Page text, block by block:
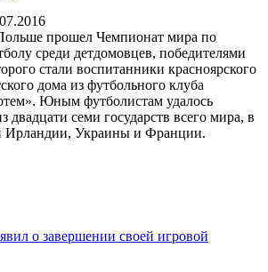
прошел Чемпионат мира по
среди детдомовцев, победителями
стали воспитанники красноярского
дома из футбольного клуба
Юным футболистам удалось
двадцати семи государств всего мира, в
Ирландии, Украины и Франции.
о завершении своей игровой